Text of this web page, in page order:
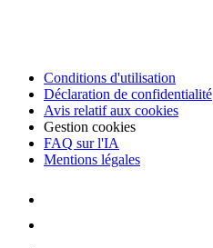
Conditions d'utilisation
Déclaration de confidentialité
Avis relatif aux cookies
Gestion cookies
FAQ sur l'IA
Mentions légales